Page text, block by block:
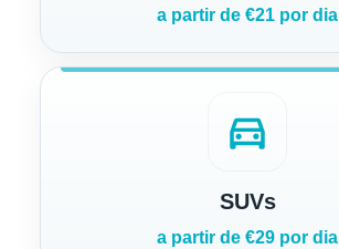
a partir de €21 por dia
directions_car
SUVs
a partir de €29 por dia